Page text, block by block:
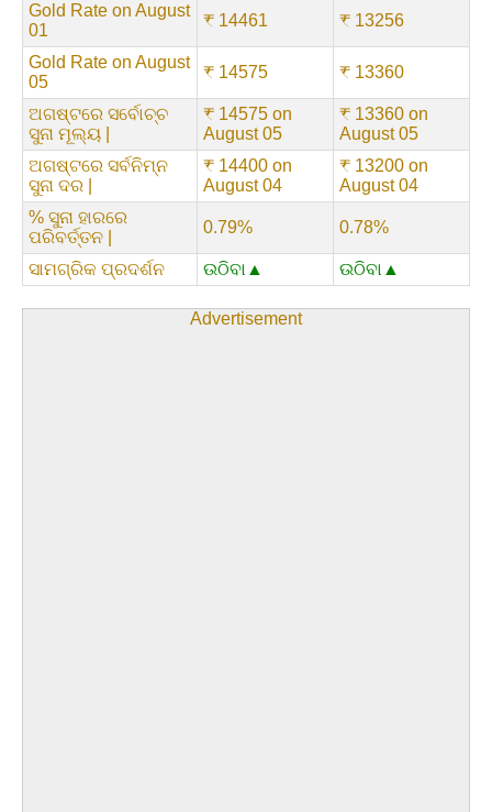
Gold Rate on August
01
₹ 14461 ₹ 13256
Gold Rate on August
05
₹ 14575 ₹ 13360
ଅଗଷ୍ଟରେ ସର୍ବୋଚ୍ଚ
ସୁନା ମୂଲ୍ୟ |
₹ 14575 on
August 05
₹ 13360 on
August 05
ଅଗଷ୍ଟରେ ସର୍ବନିମ୍ନ
ସୁନା ଦର |
₹ 14400 on
August 04
₹ 13200 on
August 04
% ସୁନା ହାରରେ
ପରିବର୍ତ୍ତନ |
0.79% 0.78%
ସାମଗ୍ରିକ ପ୍ରଦର୍ଶନ ଉଠିବା▲ ଉଠିବା▲
Advertisement